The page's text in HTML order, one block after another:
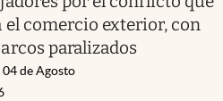
el comercio exterior, con
paralizados
04 de Agosto